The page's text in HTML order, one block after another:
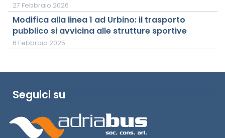
27 Febbraio 2026
Modifica alla linea 1 ad Urbino: il trasporto
pubblico si avvicina alle strutture sportive
6 Febbraio 2025
Seguici su